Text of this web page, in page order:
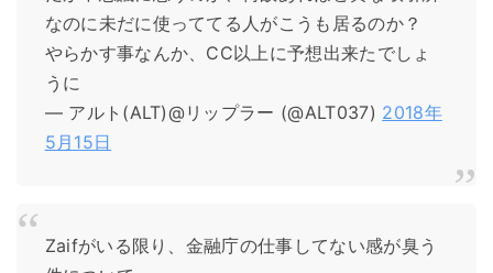
なのに未だに使っててる人がこうも居るのか？
やらかす事なんか、CC以上に予想出来たでしょ
うに
— アルト(ALT)@リップラー (@ALT037) 2018年
5月15日
Zaifがいる限り、金融庁の仕事してない感が臭う